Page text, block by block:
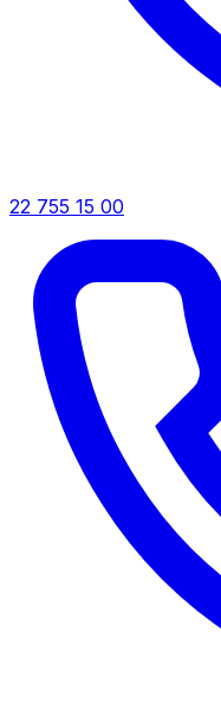
22 755 15 00